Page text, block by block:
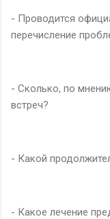
- Проводится
перечисление
- Сколько, по
встреч?
- Какой
- Какое лечение